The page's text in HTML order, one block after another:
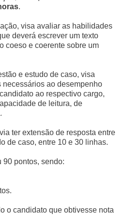
.
visa avaliar as habilidades
deverá escrever um texto
coeso e coerente sobre um
e estudo de caso, visa
ao desempenho
ao respectivo cargo,
de leitura, de
ter extensão de resposta entre
de caso, entre 10 e 30 linhas.
90 pontos, sendo:
o candidato que obtivesse nota